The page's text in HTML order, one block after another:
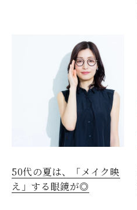
50代の夏は、「メイク映
え」する眼鏡が◎